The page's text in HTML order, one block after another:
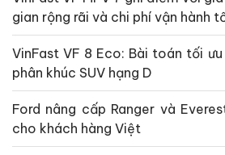
gian rộng rãi và chi phí vận hành
VinFast VF 8 Eco: Bài toán tối
phân khúc SUV hạng D
Ford nâng cấp Ranger và
cho khách hàng Việt